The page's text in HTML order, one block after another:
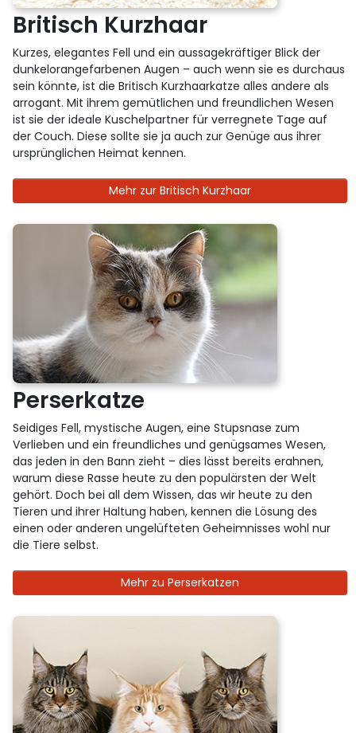
Britisch Kurzhaar
Kurzes, elegantes Fell und ein aussagekräftiger Blick der
dunkelorangefarbenen Augen – auch wenn sie es durchaus
sein könnte, ist die Britisch Kurzhaarkatze alles andere als
arrogant. Mit ihrem gemütlichen und freundlichen Wesen
ist sie der ideale Kuschelpartner für verregnete Tage auf
der Couch. Diese sollte sie ja auch zur Genüge aus ihrer
ursprünglichen Heimat kennen.
Mehr zur Britisch Kurzhaar
Perserkatze
Seidiges Fell, mystische Augen, eine Stupsnase zum
Verlieben und ein freundliches und genügsames Wesen,
das jeden in den Bann zieht – dies lässt bereits erahnen,
warum diese Rasse heute zu den populärsten der Welt
gehört. Doch bei all dem Wissen, das wir heute zu den
Tieren und ihrer Haltung haben, kennen die Lösung des
einen oder anderen ungelüfteten Geheimnisses wohl nur
die Tiere selbst.
Mehr zu Perserkatzen